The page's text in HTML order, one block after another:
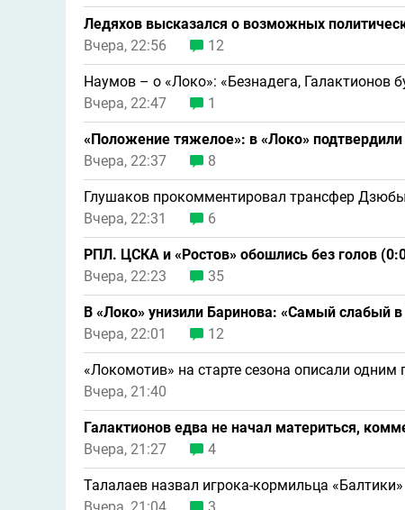
Ледяхов высказался о возможных
Вчера, 22:56
12
Наумов – о «Локо»: «Безнадега, Галактионов
Вчера, 22:47
1
«Положение тяжелое»: в «Локо»
Вчера, 22:37
8
Глушаков прокомментировал трансфер
Вчера, 22:31
6
РПЛ. ЦСКА и «Ростов» обошлись без голов
Вчера, 22:23
35
В «Локо» унизили Баринова: «Самый слабый
Вчера, 22:01
12
«Локомотив» на старте сезона описали одним
Вчера, 21:40
Галактионов едва не начал материться,
Вчера, 21:27
4
Талалаев назвал игрока-кормильца «Балтики»